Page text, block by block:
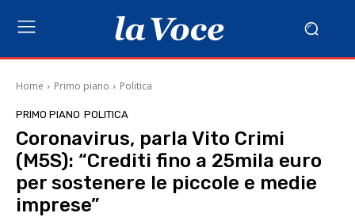
Home Primo piano Politica
PRIMO PIANO POLITICA
Coronavirus, parla Vito Crimi
(M5S): “Crediti fino a 25mila euro
per sostenere le piccole e medie
imprese”